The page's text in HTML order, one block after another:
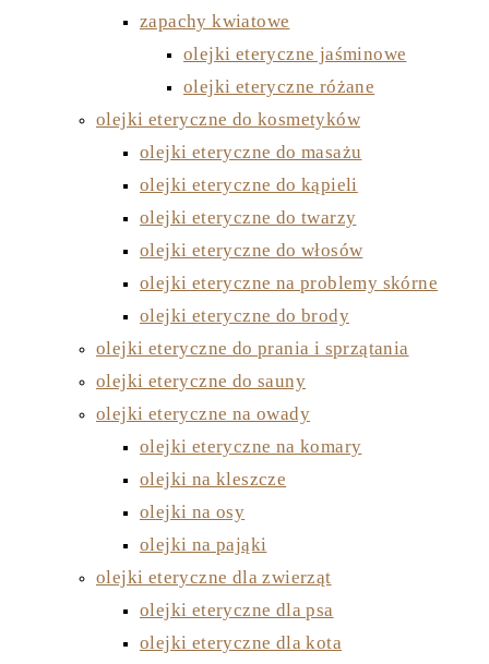
zapachy kwiatowe
olejki eteryczne jaśminowe
olejki eteryczne różane
olejki eteryczne do kosmetyków
olejki eteryczne do masażu
olejki eteryczne do kąpieli
olejki eteryczne do twarzy
olejki eteryczne do włosów
olejki eteryczne na problemy skórne
olejki eteryczne do brody
olejki eteryczne do prania i sprzątania
olejki eteryczne do sauny
olejki eteryczne na owady
olejki eteryczne na komary
olejki na kleszcze
olejki na osy
olejki na pająki
olejki eteryczne dla zwierząt
olejki eteryczne dla psa
olejki eteryczne dla kota